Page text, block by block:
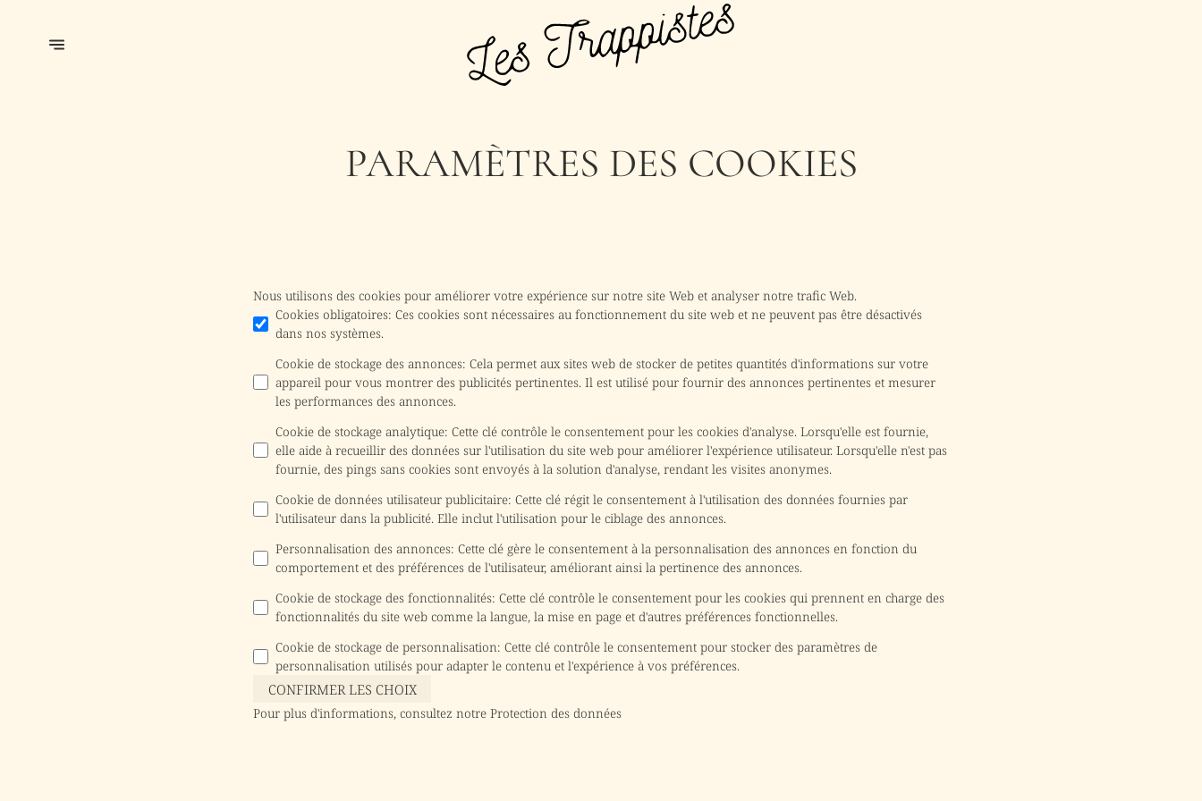
PARAMÈTRES DES COOKIES
Nous utilisons des cookies pour améliorer votre expérience sur notre site Web et analyser notre trafic Web.
Cookies obligatoires: Ces cookies sont nécessaires au fonctionnement du site web et ne peuvent pas être désactivés
dans nos systèmes.
Cookie de stockage des annonces: Cela permet aux sites web de stocker de petites quantités d'informations sur votre
appareil pour vous montrer des publicités pertinentes. Il est utilisé pour fournir des annonces pertinentes et mesurer
les performances des annonces.
Cookie de stockage analytique: Cette clé contrôle le consentement pour les cookies d'analyse. Lorsqu'elle est fournie,
elle aide à recueillir des données sur l'utilisation du site web pour améliorer l'expérience utilisateur. Lorsqu'elle n'est pas
fournie, des pings sans cookies sont envoyés à la solution d'analyse, rendant les visites anonymes.
Cookie de données utilisateur publicitaire: Cette clé régit le consentement à l'utilisation des données fournies par
l'utilisateur dans la publicité. Elle inclut l'utilisation pour le ciblage des annonces.
Personnalisation des annonces: Cette clé gère le consentement à la personnalisation des annonces en fonction du
comportement et des préférences de l'utilisateur, améliorant ainsi la pertinence des annonces.
Cookie de stockage des fonctionnalités: Cette clé contrôle le consentement pour les cookies qui prennent en charge des
fonctionnalités du site web comme la langue, la mise en page et d'autres préférences fonctionnelles.
Cookie de stockage de personnalisation: Cette clé contrôle le consentement pour stocker des paramètres de
personnalisation utilisés pour adapter le contenu et l'expérience à vos préférences.
CONFIRMER LES CHOIX
Pour plus d'informations, consultez notreProtection des données